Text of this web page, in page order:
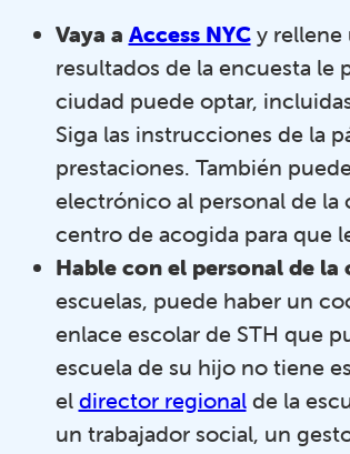
Vaya a Access NYC y rellene
resultados de la encuesta le
ciudad puede optar,
Siga las instrucciones de la
prestaciones. También
electrónico al personal de la
centro de acogida para que
Hable con el personal de
escuelas, puede haber un
enlace escolar de STH que
escuela de su hijo no tiene
el director regionalde la
un trabajador social, un